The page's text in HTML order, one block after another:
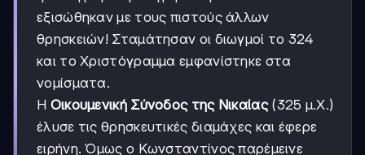
εξισώθηκαν με τους πιστούς άλλων
θρησκειών! Σταμάτησαν οι διωγμοί το 324
και το Χριστόγραμμα εμφανίστηκε στα
νομίσματα.
Η Οικουμενική Σύνοδος της Νικαίας(325 μ.Χ.)
έλυσε τις θρησκευτικές διαμάχες και έφερε
ειρήνη. Όμως ο Κωνσταντίνος παρέμεινε